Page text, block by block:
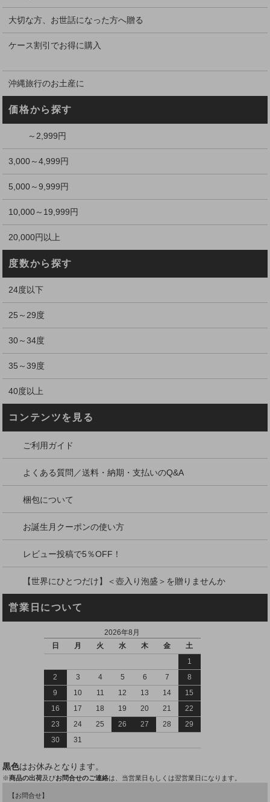
大切な方、お世話になった方へ贈る
ケース割引でお得に購入
沖縄旅行のお土産に
価格から探す
～2,999円
3,000～4,999円
5,000～9,999円
10,000～19,999円
20,000円以上
度数から探す
24度以下
25～29度
30～34度
35～39度
40度以上
コンテンツを見る
ご利用ガイド
よくある質問／送料・納期・支払いのQ&A
梱包について
お誕生月クーポンの使い方
レビュー投稿で5％OFF！
【世界にひとつだけ】＜壺入り泡盛＞を贈りませんか
営業日について
2026年8月
日
月 火 水 木 金
土
1
2
3 4 5 6 7
8
9
10 11 12 13 14
15
16
17 18 19 20 21
22
23
24 25 26 27 28
29
30
31
黒色はお休みとなります。
※商品の出荷及びお問合せのご連絡は、当営業日もしくは翌営業日になります。
【お問合せ】